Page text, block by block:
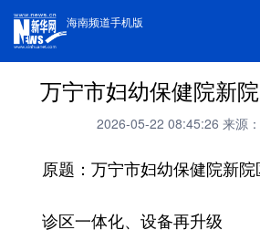
海南频道手机版
万宁市妇幼保健院新
2026-05-22 08:45:26 来源
原题：万宁市妇幼保健院新
诊区一体化、设备再升级